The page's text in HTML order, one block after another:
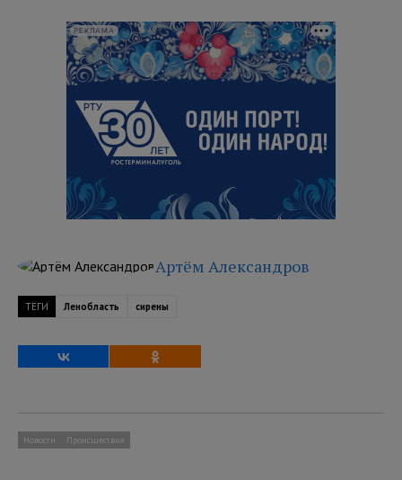
РЕКЛАМА
Артём Александров
ТЕГИ Ленобласть сирены
Новости Происшествия